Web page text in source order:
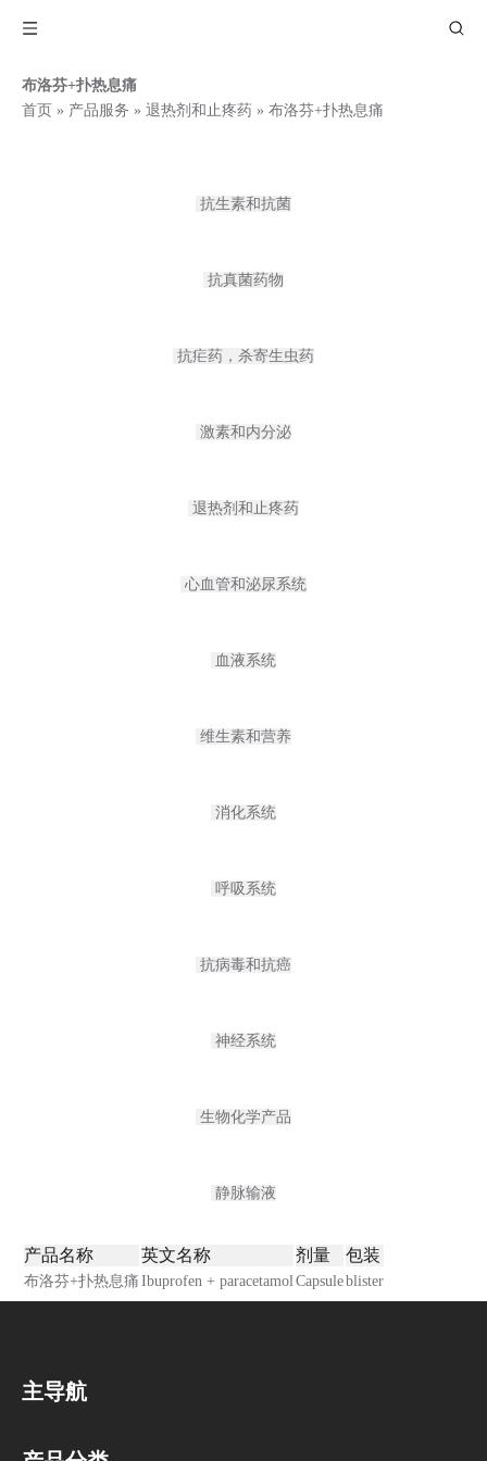
布洛芬+扑热息痛
首页 » 产品服务 » 退热剂和止疼药 » 布洛芬+扑热息痛
抗生素和抗菌
抗真菌药物
抗疟药，杀寄生虫药
激素和内分泌
退热剂和止疼药
心血管和泌尿系统
血液系统
维生素和营养
消化系统
呼吸系统
抗病毒和抗癌
神经系统
生物化学产品
静脉输液
产品名称 英文名称 剂量 包装
布洛芬+扑热息痛 Ibuprofen + paracetamolCapsuleblister
主导航